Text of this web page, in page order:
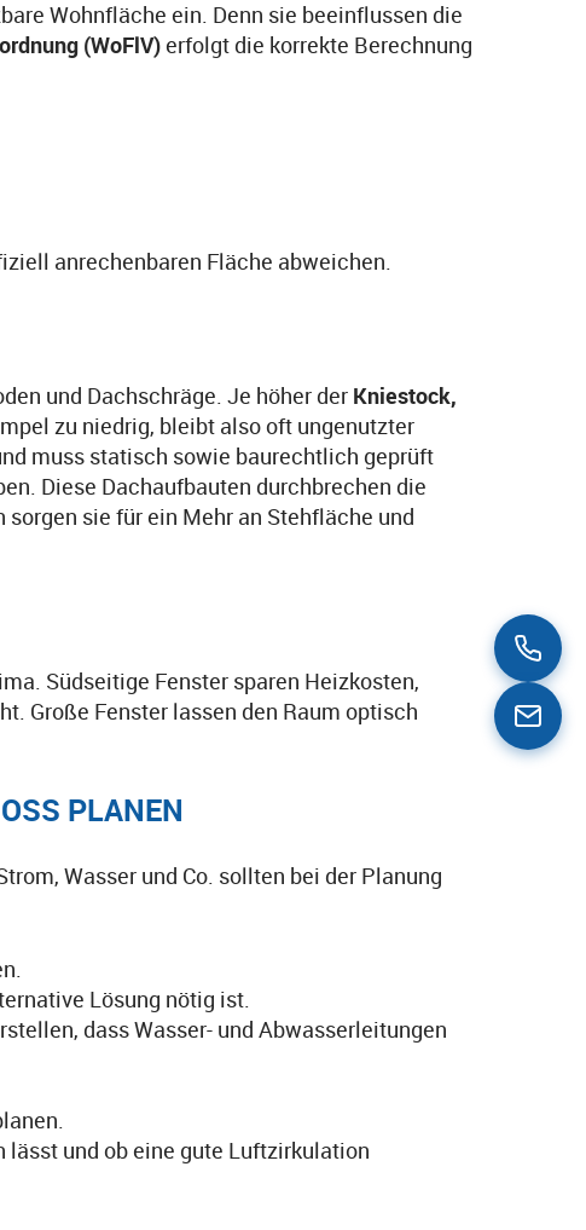
Wohnfläche ein. Denn sie beeinflussen die
(WoFlV) erfolgt die korrekte Berechnung
anrechenbaren Fläche abweichen.
und Dachschräge. Je höher der Kniestock,
zu niedrig, bleibt also oft ungenutzter
muss statisch sowie baurechtlich geprüft
Diese Dachaufbauten durchbrechen die
sie für ein Mehr an Stehfläche und
Südseitige Fenster sparen Heizkosten,
Große Fenster lassen den Raum optisch
PLANEN
Wasser und Co. sollten bei der Planung
Lösung nötig ist.
dass Wasser- und Abwasserleitungen
und ob eine gute Luftzirkulation